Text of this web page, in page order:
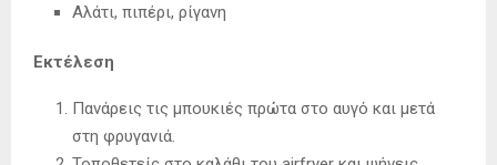
Αλάτι, πιπέρι, ρίγανη
Εκτέλεση
Πανάρεις τις μπουκιές πρώτα στο αυγό και μετά
στη φρυγανιά.